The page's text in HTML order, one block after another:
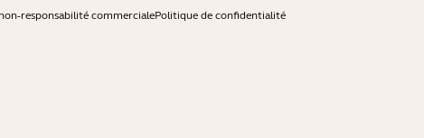
responsabilité commercialePolitique de confidentialité